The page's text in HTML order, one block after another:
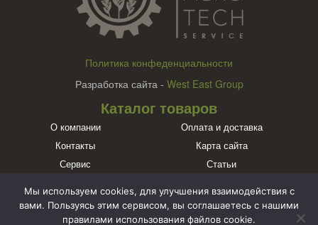
Политика конфеденциальности
Разработка сайта - West East Group
Каталог товаров
О компании
Оплата и доставка
Контакты
Карта сайта
Сервис
Статьи
Познакомьтесь с нами в социальных сетях
Мы используем cookies, для улучшения взаимодействия с
вами. Пользуясь этим сервисом, вы соглашаетесь с нашими
правилами использования файлов cookie.